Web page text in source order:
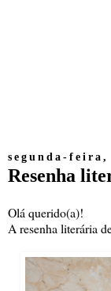
segunda-feira,
Resenha
Olá querido(a)!
A resenha literária